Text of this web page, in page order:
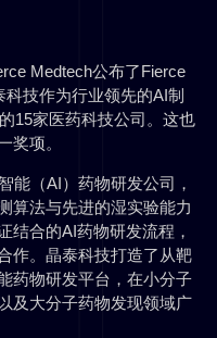
Medtech公布了Fierce
技作为行业领先的AI制
15家医药科技公司。这也
奖项。
（AI）药物研发公司，
算法与先进的湿实验能力
结合的AI药物研发流程，
作。晶泰科技打造了从靶
药物研发平台，在小分子
及大分子药物发现领域广